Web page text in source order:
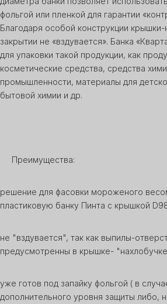
фольгой или пленкой для гарантии
Благодаря особой конструкции крышки-
закрытии не «вздувается». Банка
для упаковки такой продукции, как
косметические средства, средства
промышленности, материалы для
бытовой химии и др.
Преимущества:
решение для фасовки мороженого
пластиковую банку Пинта с крышкой
не "вздувается", так как выпилы-
предусмотренны в крышке-
уже готов под запайку фольгой ( в
дополнительного уровня защиты либо,